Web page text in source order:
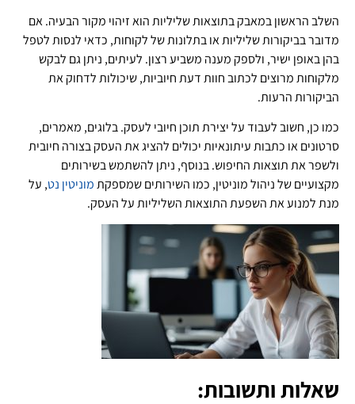
השלב הראשון במאבק בתוצאות שליליות הוא זיהוי מקור הבעיה. אם
מדובר בביקורות שליליות או בתלונות של לקוחות, כדאי לנסות לטפל
בהן באופן ישיר, ולספק מענה משביע רצון. לעיתים, ניתן גם לבקש
מלקוחות מרוצים לכתוב חוות דעת חיוביות, שיכולות לדחוק את
הביקורות הרעות.
כמו כן, חשוב לעבוד על יצירת תוכן חיובי לעסק. בלוגים, מאמרים,
סרטונים או כתבות עיתונאיות יכולים להציג את העסק בצורה חיובית
ולשפר את תוצאות החיפוש. בנוסף, ניתן להשתמש בשירותים
מקצועיים של ניהול מוניטין, כמו השירותים שמספקתמוניטין נט, על
מנת למנוע את השפעת התוצאות השליליות על העסק.
שאלות ותשובות: